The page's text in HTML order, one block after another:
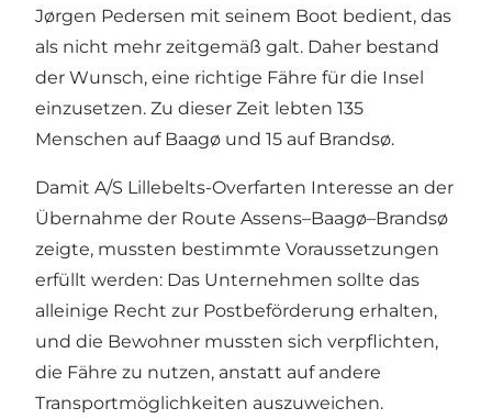
Jørgen Pedersen mit seinem Boot bedient, das
als nicht mehr zeitgemäß galt. Daher bestand
der Wunsch, eine richtige Fähre für die Insel
einzusetzen. Zu dieser Zeit lebten 135
Menschen auf Baagø und 15 auf Brandsø.
Damit A/S Lillebelts-Overfarten Interesse an der
Übernahme der Route Assens–Baagø–Brandsø
zeigte, mussten bestimmte Voraussetzungen
erfüllt werden: Das Unternehmen sollte das
alleinige Recht zur Postbeförderung erhalten,
und die Bewohner mussten sich verpflichten,
die Fähre zu nutzen, anstatt auf andere
Transportmöglichkeiten auszuweichen.